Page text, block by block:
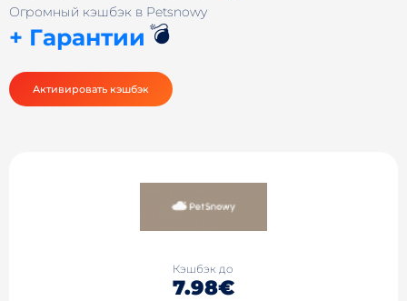
Огромный кэшбэк в Petsnowy
+ Гарантии 💣
Активировать кэшбэк
Кэшбэк до
7.98€